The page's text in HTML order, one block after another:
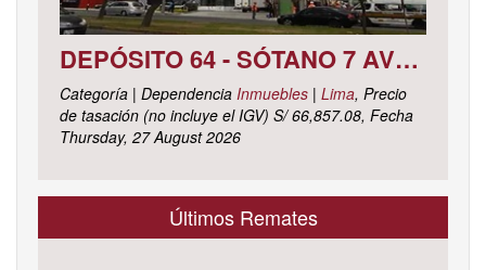
DEPÓSITO 64 - SÓTANO 7 AVENIDA CIRCUNVALACIÓN DEL CLUB GOLF LOS INCAS N° 152 URBANIZACIÓN LOTIZACIÓN CLUB GOLF LOS INCAS DISTRITO SANTIAGO DE SURCO, PROVINCIA Y DEPARTAMENTO DE LIMA
Categoría | Dependencia Inmuebles | Lima, Precio
de tasación (no incluye el IGV) S/ 66,857.08, Fecha
Thursday, 27 August 2026
Últimos Remates